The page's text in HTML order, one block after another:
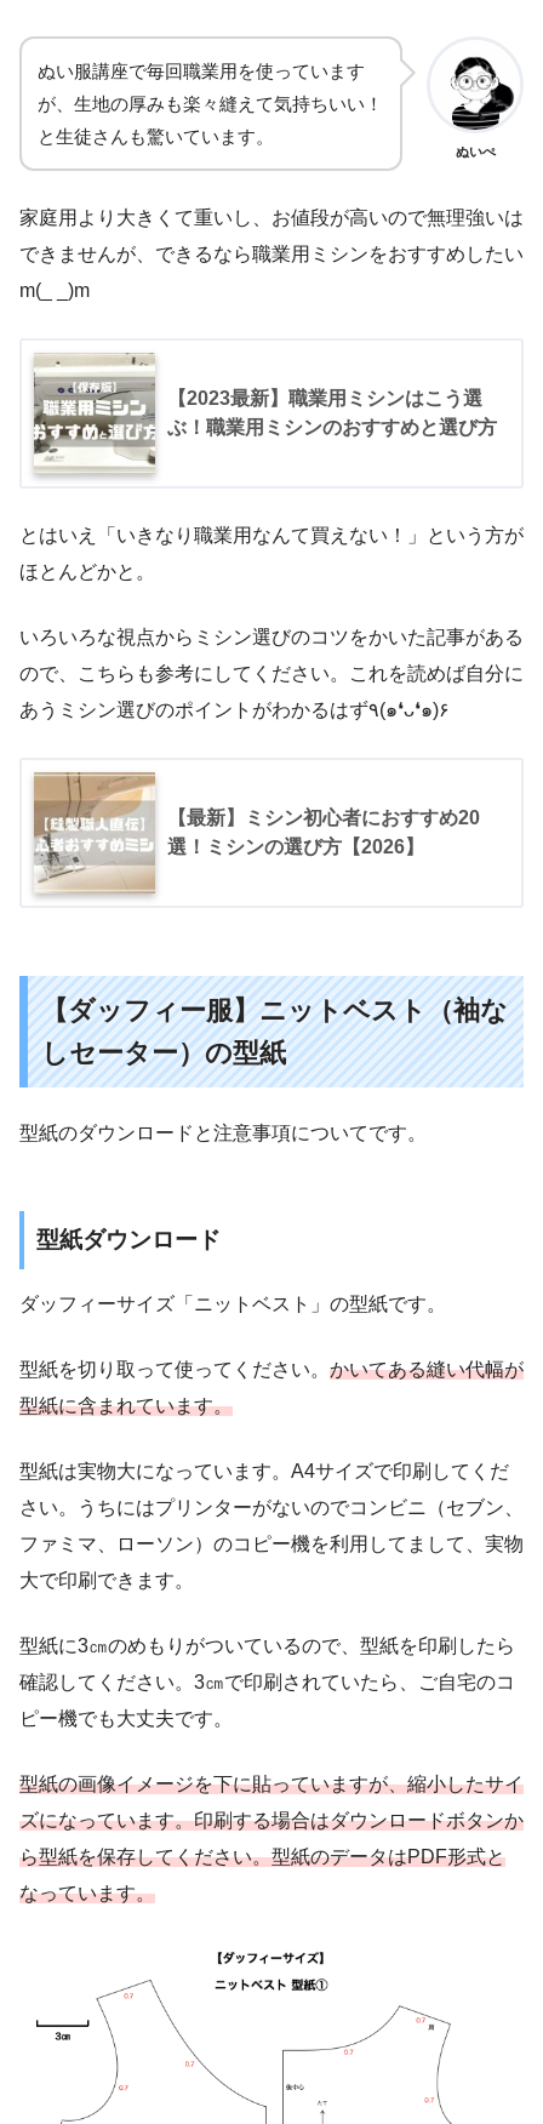
ぬい服講座で毎回職業用を使っています
が、生地の厚みも楽々縫えて気持ちいい！
と生徒さんも驚いています。
ぬいぺ
家庭用より大きくて重いし、お値段が高いので無理強いは
できませんが、できるなら職業用ミシンをおすすめしたい
m(_ _)m
【2023最新】職業用ミシンはこう選
ぶ！職業用ミシンのおすすめと選び方
とはいえ「いきなり職業用なんて買えない！」という方が
ほとんどかと。
いろいろな視点からミシン選びのコツをかいた記事がある
ので、こちらも参考にしてください。これを読めば自分に
あうミシン選びのポイントがわかるはず٩(๑❛ᴗ❛๑)۶
【最新】ミシン初心者におすすめ20
選！ミシンの選び方【2026】
【ダッフィー服】ニットベスト（袖な
しセーター）の型紙
型紙のダウンロードと注意事項についてです。
型紙ダウンロード
ダッフィーサイズ「ニットベスト」の型紙です。
型紙を切り取って使ってください。 かいてある縫い代幅が
型紙に含まれています。
型紙は実物大になっています。A4サイズで印刷してくだ
さい。うちにはプリンターがないのでコンビニ（セブン、
ファミマ、ローソン）のコピー機を利用してまして、実物
大で印刷できます。
型紙に3㎝のめもりがついているので、型紙を印刷したら
確認してください。3㎝で印刷されていたら、ご自宅のコ
ピー機でも大丈夫です。
型紙の画像イメージを下に貼っていますが、縮小したサイ
ズになっています。印刷する場合はダウンロードボタンか
ら型紙を保存してください。型紙のデータはPDF形式と
なっています。